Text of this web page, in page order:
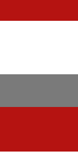
to